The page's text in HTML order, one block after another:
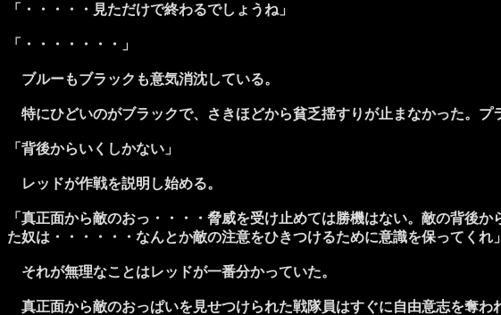
「・・・・・見ただけで終わるでしょうね」
「・・・・・・・」
ブルーもブラックも意気消沈している。
特にひどいのがブラックで、さきほどから貧乏揺すりが止まなかった。プ
「背後からいくしかない」
レッドが作戦を説明し始める。
「真正面から敵のおっ・・・・脅威を受け止めては勝機はない。敵の背後
た奴は・・・・・・なんとか敵の注意をひきつけるために意識を保ってくれ」
それが無理なことはレッドが一番分かっていた。
真正面から敵のおっぱいを見せつけられた戦隊員はすぐに自由意志を奪